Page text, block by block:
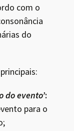
com o
do
do evento’:
para o